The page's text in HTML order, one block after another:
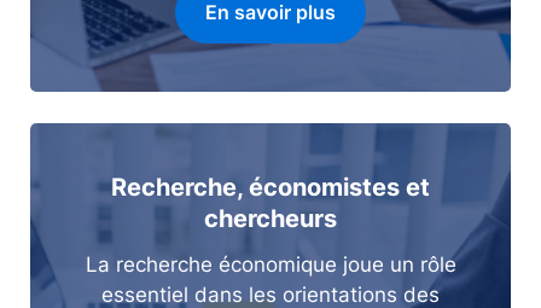
En savoir plus
Recherche, économistes et
chercheurs
La recherche économique joue un rôle
essentiel dans les orientations des